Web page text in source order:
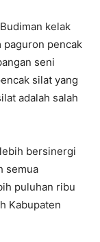
kelak
paguron pencak
seni
silat yang
adalah salah
bersinergi
semua
puluhan ribu
Kabupaten